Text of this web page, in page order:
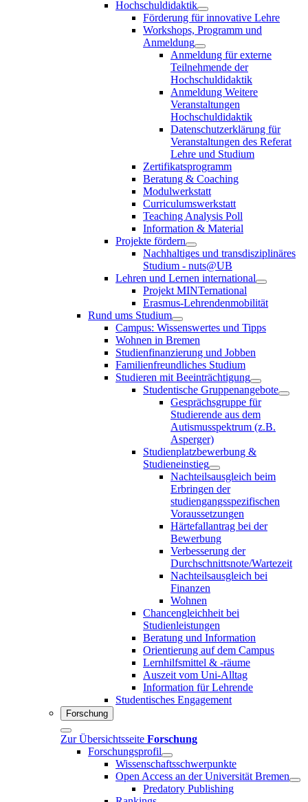
Hochschuldidaktik
Förderung für innovative Lehre
Workshops, Programm und
Anmeldung
Anmeldung für externe
Teilnehmende der
Hochschuldidaktik
Anmeldung Weitere
Veranstaltungen
Hochschuldidaktik
Datenschutzerklärung für
Veranstaltungen des Referat
Lehre und Studium
Zertifikatsprogramm
Beratung & Coaching
Modulwerkstatt
Curriculumswerkstatt
Teaching Analysis Poll
Information & Material
Projekte fördern
Nachhaltiges und transdisziplinäres
Studium - nuts@UB
Lehren und Lernen international
Projekt MINTernational
Erasmus-Lehrendenmobilität
Rund ums Studium
Campus: Wissenswertes und Tipps
Wohnen in Bremen
Studienfinanzierung und Jobben
Familienfreundliches Studium
Studieren mit Beeinträchtigung
Studentische Gruppenangebote
Gesprächsgruppe für
Studierende aus dem
Autismusspektrum (z.B.
Asperger)
Studienplatzbewerbung &
Studieneinstieg
Nachteilsausgleich beim
Erbringen der
studiengangsspezifischen
Voraussetzungen
Härtefallantrag bei der
Bewerbung
Verbesserung der
Durchschnittsnote/Wartezeit
Nachteilsausgleich bei
Finanzen
Wohnen
Chancengleichheit bei
Studienleistungen
Beratung und Information
Orientierung auf dem Campus
Lernhilfsmittel & -räume
Auszeit vom Uni-Alltag
Information für Lehrende
Studentisches Engagement
Forschung
Zur Übersichtsseite Forschung
Forschungsprofil
Wissenschaftsschwerpunkte
Open Access an der Universität Bremen
Predatory Publishing